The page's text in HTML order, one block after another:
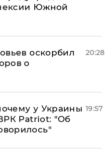
Южной
оскорбил
о
20:28
у Украины
Patriot: "Об
19:57